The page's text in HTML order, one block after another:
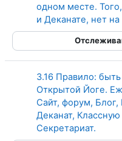
одном месте.
и Деканате, нет на
3.16 Правило:
Открытой Йоге.
Сайт, форум,
Деканат,
Секретариат.